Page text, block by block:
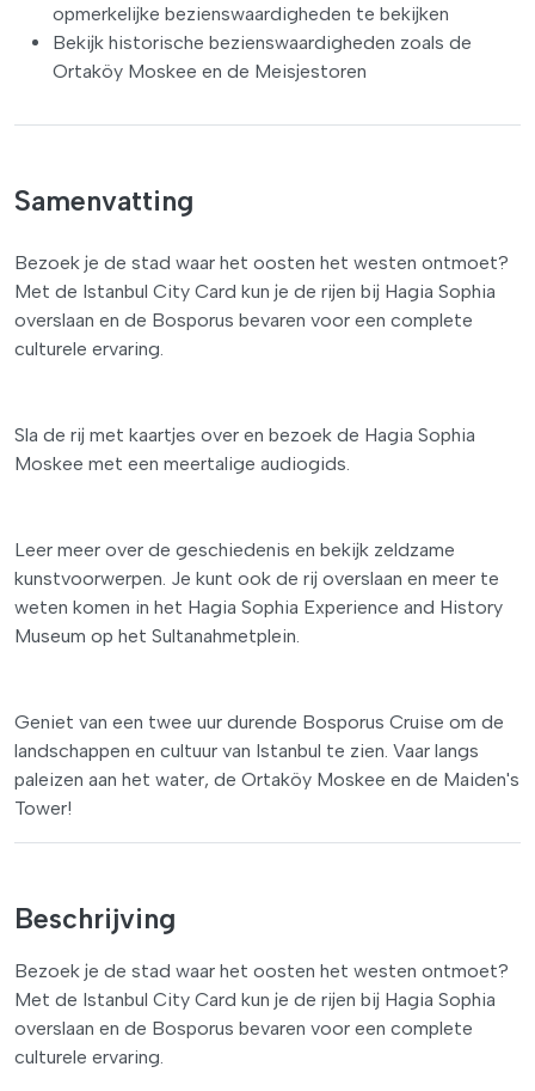
opmerkelijke bezienswaardigheden te bekijken
Bekijk historische bezienswaardigheden zoals de
Ortaköy Moskee en de Meisjestoren
Samenvatting
Bezoek je de stad waar het oosten het westen ontmoet?
Met de Istanbul City Card kun je de rijen bij Hagia Sophia
overslaan en de Bosporus bevaren voor een complete
culturele ervaring.
Sla de rij met kaartjes over en bezoek de Hagia Sophia
Moskee met een meertalige audiogids.
Leer meer over de geschiedenis en bekijk zeldzame
kunstvoorwerpen. Je kunt ook de rij overslaan en meer te
weten komen in het Hagia Sophia Experience and History
Museum op het Sultanahmetplein.
Geniet van een twee uur durende Bosporus Cruise om de
landschappen en cultuur van Istanbul te zien. Vaar langs
paleizen aan het water, de Ortaköy Moskee en de Maiden's
Tower!
Beschrijving
Bezoek je de stad waar het oosten het westen ontmoet?
Met de Istanbul City Card kun je de rijen bij Hagia Sophia
overslaan en de Bosporus bevaren voor een complete
culturele ervaring.